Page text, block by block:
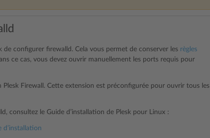
de configurer firewalld. Cela vous permet de conserver les règles
ce cas, vous devez ouvrir manuellement les ports requis pour
Firewall. Cette extension est préconfigurée pour ouvrir tous les
consultez le Guide d’installation de Plesk pour Linux :
d’installation